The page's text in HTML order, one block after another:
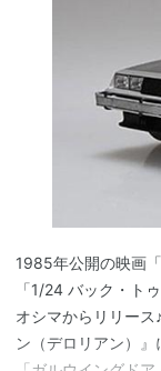
1985年公開の映画
「1/24 バック・ト
オシマからリリー
ン（デロリアン）